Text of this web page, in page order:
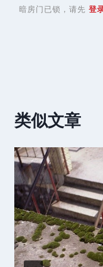
暗房门已锁，请先 登
类似文章